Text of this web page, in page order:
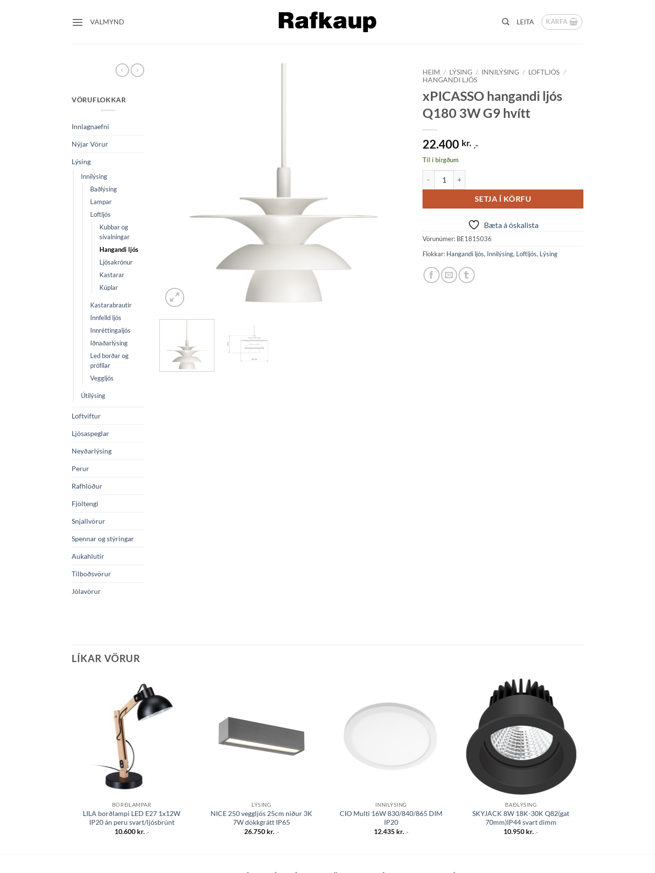
VALMYND LEITA KARFA
VÖRUFLOKKAR
Innlagnaefni
Nýjar Vörur
Lýsing
Innilýsing
Baðlýsing
Lampar
Loftljós
Kubbar og
sívalningar
Hangandi ljós
Ljósakrónur
Kastarar
Kúplar
Kastarabrautir
Innfelld ljós
Innréttingaljós
Iðnaðarlýsing
Led borðar og
prófílar
Veggljós
Útilýsing
Loftviftur
Ljósaspeglar
Neyðarlýsing
Perur
Rafhlöður
Fjöltengi
Snjallvörur
Spennar og stýringar
Aukahlutir
Tilboðsvörur
Jólavörur
HEIM / LÝSING / INNILÝSING / LOFTLJÓS /
HANGANDI LJÓS
xPICASSO hangandi ljós
Q180 3W G9 hvítt
22.400 kr. .-
Til í birgðum
SETJA Í KÖRFU
Bæta á óskalista
Vörunúmer: BE1815036
Flokkar: Hangandi ljós, Innilýsing, Loftljós, Lýsing
LÍKAR VÖRUR
Bæta á
óskalista
BORÐLAMPAR
LILA borðlampi LED E27 1x12W
IP20 án peru svart/ljósbrúnt
10.600 kr. .-
LÝSING
NICE 250 veggljós 25cm niður 3K
7W dökkgrátt IP65
26.750 kr. .-
INNILÝSING
CIO Multi 16W 830/840/865 DIM
IP20
12.435 kr. .-
óskalista
BAÐLÝSING
SKYJACK 8W 18K-30K Q82(gat
70mm)IP44 svart dimm
10.950 kr. .-